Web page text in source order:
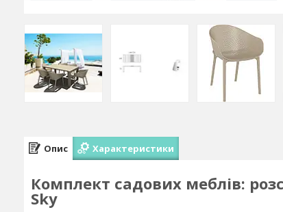
Опис Характеристики
Комплект садових меблів:
Sky